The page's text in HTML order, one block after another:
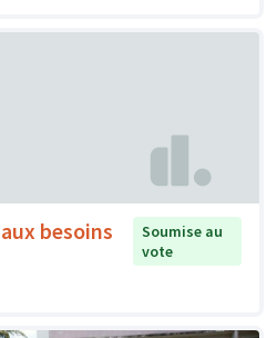
besoins
Soumise au
vote